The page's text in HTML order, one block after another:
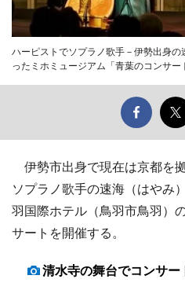
ハーピストでソプラノ歌手－伊勢出身
ったミホミュージアム「青葉のコンサー
伊勢市出身で現在は京都を
ソプラノ歌手の速海（はやみ
羽国際ホテル（鳥羽市鳥羽）
サートを開催する。
清水寺の舞台でコンサ